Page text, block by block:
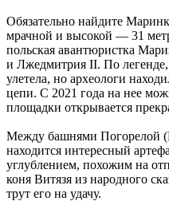
Обязательно найдите
мрачной и высокой — 31
польская авантюристка
и Лжедмитрия II. По легенде,
улетела, но археологи
цепи. С 2021 года на нее
площадки открывается
Между башнями Погорелой
находится интересный
углублением, похожим на
коня Витязя из народного
трут его на удачу.